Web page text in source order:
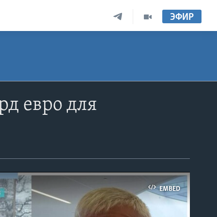
ЭФИР
евро для
EMBED